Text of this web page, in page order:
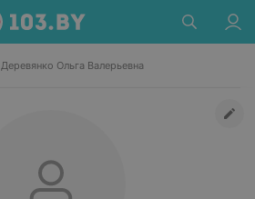
Деревянко Ольга Валерьевна